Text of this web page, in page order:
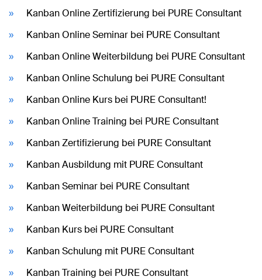
Kanban Online Zertifizierung bei PURE Consultant
Kanban Online Seminar bei PURE Consultant
Kanban Online Weiterbildung bei PURE Consultant
Kanban Online Schulung bei PURE Consultant
Kanban Online Kurs bei PURE Consultant!
Kanban Online Training bei PURE Consultant
Kanban Zertifizierung bei PURE Consultant
Kanban Ausbildung mit PURE Consultant
Kanban Seminar bei PURE Consultant
Kanban Weiterbildung bei PURE Consultant
Kanban Kurs bei PURE Consultant
Kanban Schulung mit PURE Consultant
Kanban Training bei PURE Consultant